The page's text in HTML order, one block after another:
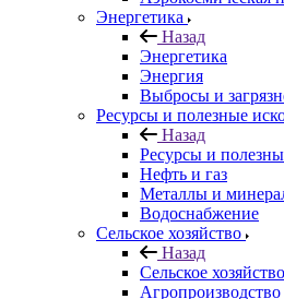
Энергетика
Назад
Энергетика
Энергия
Выбросы и
Ресурсы и полезные
Назад
Ресурсы и
Нефть и газ
Металлы и
Водоснабжение
Сельское хозяйство
Назад
Сельское хозяйство
Агропроизводство